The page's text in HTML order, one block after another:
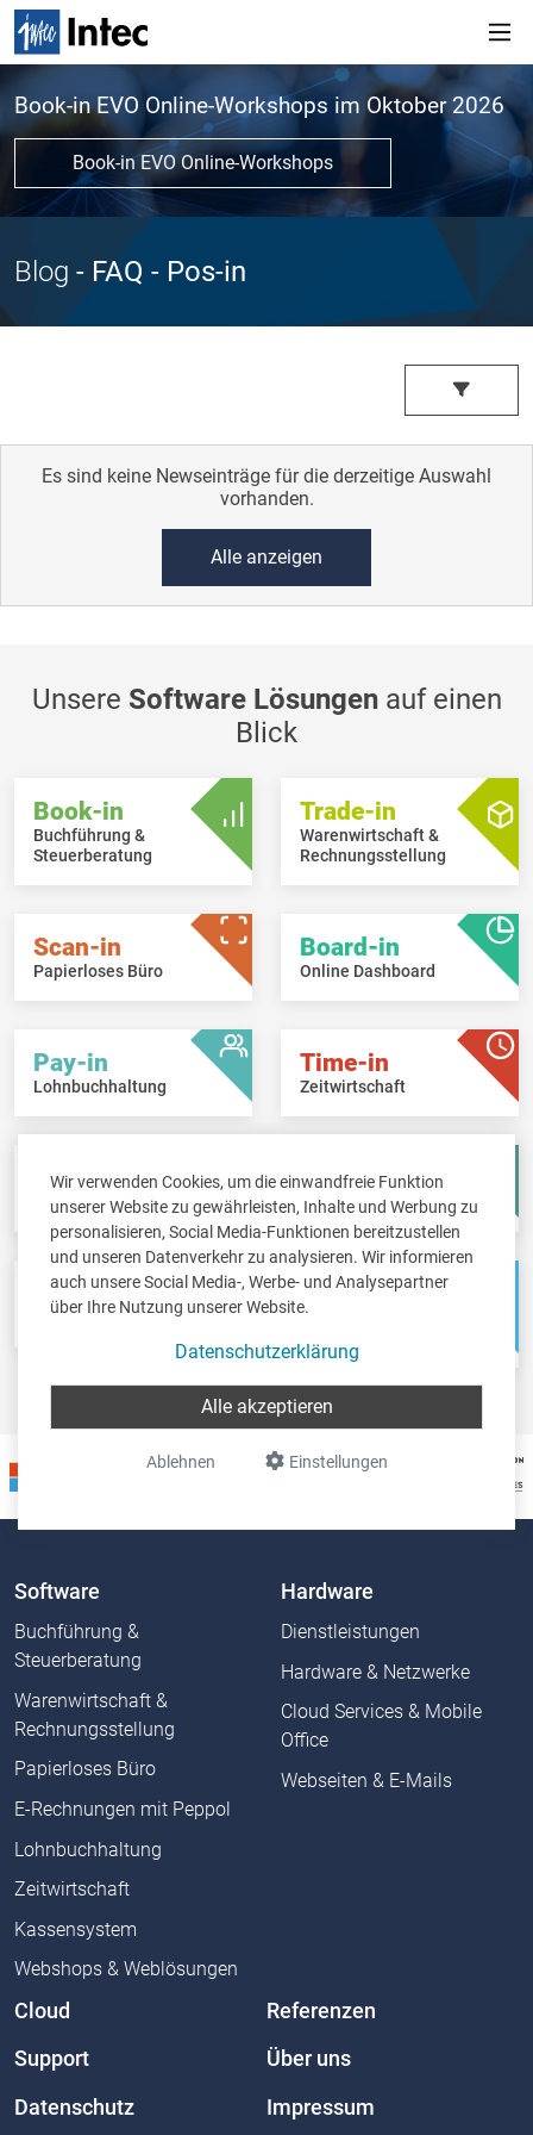
Wir verwenden Cookies, um die einwandfreie Funktion
unserer Website zu gewährleisten, Inhalte und Werbung zu
personalisieren, Social Media-Funktionen bereitzustellen
und unseren Datenverkehr zu analysieren. Wir informieren
auch unsere Social Media-, Werbe- und Analysepartner
über Ihre Nutzung unserer Website.
Datenschutzerklärung
Einstellungen
Ablehnen
Alle akzeptieren
Book-in EVO Online-Workshops im Oktober 2026
Book-in EVO Online-Workshops
Blog - FAQ - Pos-in
Es sind keine Newseinträge für die derzeitige Auswahl
vorhanden.
Alle anzeigen
Unsere Software Lösungenauf einen
Blick
Book-in
Buchführung &
Steuerberatung
Trade-in
Warenwirtschaft &
Rechnungsstellung
Scan-in
Papierloses Büro
Board-in
Online Dashboard
Pay-in
Lohnbuchhaltung
Time-in
Zeitwirtschaft
Fisc-in
Steuererklärungen
Account-in
Jahresabschlüsse
Pos-in
Kassensystem
Net-in
Webshops &
Software
Buchführung &
Steuerberatung
Warenwirtschaft &
Rechnungsstellung
Papierloses Büro
E-Rechnungen mit Peppol
Lohnbuchhaltung
Zeitwirtschaft
Kassensystem
Webshops & Weblösungen
Hardware
Dienstleistungen
Hardware & Netzwerke
Cloud Services & Mobile
Office
Webseiten & E-Mails
Cloud Referenzen
Support Über uns
Datenschutz Impressum